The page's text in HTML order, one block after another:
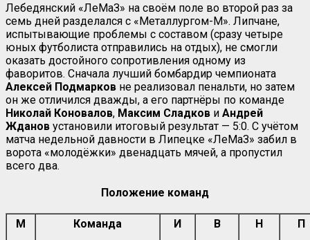
Лебедянский «ЛеМаЗ» на своём поле во второй раз за
семь дней разделался с «Металлургом-М». Липчане,
испытывающие проблемы с составом (сразу четыре
юных футболиста отправились на отдых), не смогли
оказать достойного сопротивления одному из
фаворитов. Сначала лучший бомбардир чемпионата
Алексей Подмарков не реализовал пенальти, но затем
он же отличился дважды, а его партнёры по команде
Николай Коновалов, Максим Сладков и Андрей
Жданов установили итоговый результат — 5:0. С учётом
матча недельной давности в Липецке «ЛеМаЗ» забил в
ворота «молодёжки» двенадцать мячей, а пропустил
всего два.
Положение команд
М Команда И В Н П